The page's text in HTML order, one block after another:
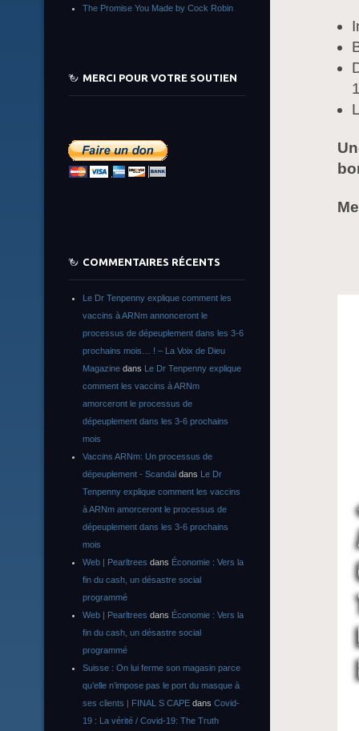
The Promise You Made by Cock Robin
MERCI POUR VOTRE SOUTIEN
COMMENTAIRES RÉCENTS
Le Dr Tenpenny explique comment les
vaccins à ARNm annonceront le
processus de dépeuplement dans les 3-6
prochains mois… ! – La Voix de Dieu
Magazine dans Le Dr Tenpenny explique
comment les vaccins à ARNm
amorceront le processus de
dépeuplement dans les 3-6 prochains
mois
Vaccins ARNm: Un processus de
dépeuplement - Scandal dans Le Dr
Tenpenny explique comment les vaccins
à ARNm amorceront le processus de
dépeuplement dans les 3-6 prochains
mois
Web | Pearltrees dans Économie : Vers la
fin du cash, un désastre social
programmé
Web | Pearltrees dans Économie : Vers la
fin du cash, un désastre social
programmé
Suisse : On lui ferme son magasin parce
qu’elle n’impose pas le port du masque à
ses clients | FINAL S CAPE dans Covid-
19 : La vérité / Covid-19: The Truth